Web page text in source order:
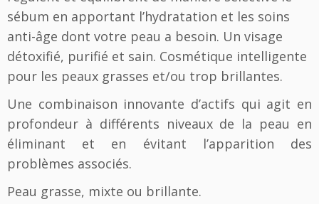
|
r
è
m
m
a
t
f
sébum en apportant l’hydratation et les soins
anti-âge dont votre peau a besoin. Un visage
détoxifié, purifié et sain. Cosmétique intelligente
pour les peaux grasses et/ou trop brillantes.
Une combinaison innovante d’actifs qui agit en
profondeur à différents niveaux de la peau en
éliminant et en évitant l’apparition des
problèmes associés.
Peau grasse, mixte ou brillante.